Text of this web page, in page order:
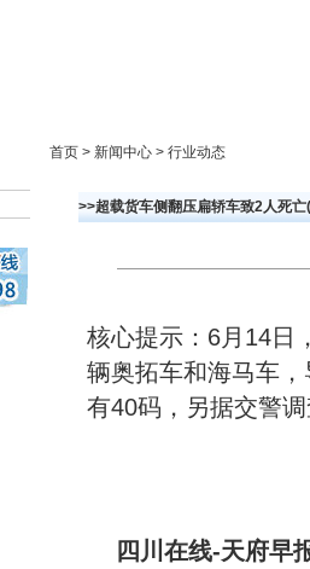
首页 > 新闻中心 > 行业动态
>>超载货车侧翻压扁轿车致2人死亡
核心提示：6月14日
辆奥拓车和海马车
有40码，另据交警
四川在线-天府早